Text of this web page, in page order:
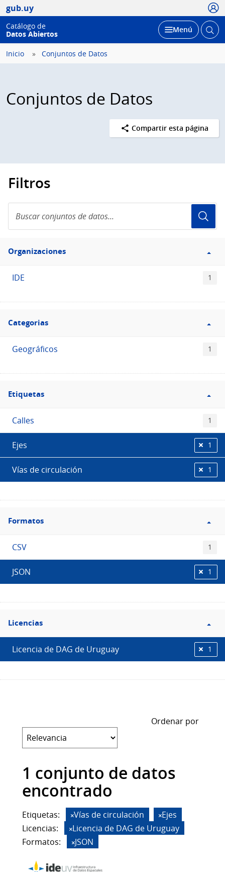
gub.uy
Catálogo de
Datos Abiertos
Desplegar
Menú Abrir
Inicio Conjuntos de Datos
Conjuntos de Datos
Compartir esta página
Filtros
conjuntos
de
Filtro
Organizaciones
Organizaciones
IDE 1
Filtro
Categorias
Categorias
Geográficos 1
Filtro
Etiquetas
Etiquetas
Calles 1
Ejes 1
Vías de circulación 1
Filtro
Formatos
Formatos
CSV 1
JSON 1
Filtro
Licencias
Licencias
Licencia de DAG de Uruguay 1
Ordenar por
1 conjunto de datos
encontrado
Etiquetas: Vías de circulación
Ejes
Licencias:
Licencia de DAG de Uruguay
Formatos:
JSON